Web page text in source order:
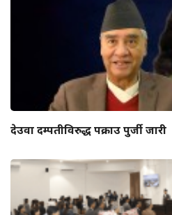
देउवा दम्पतीविरुद्ध पक्राउ पुर्जी जारी